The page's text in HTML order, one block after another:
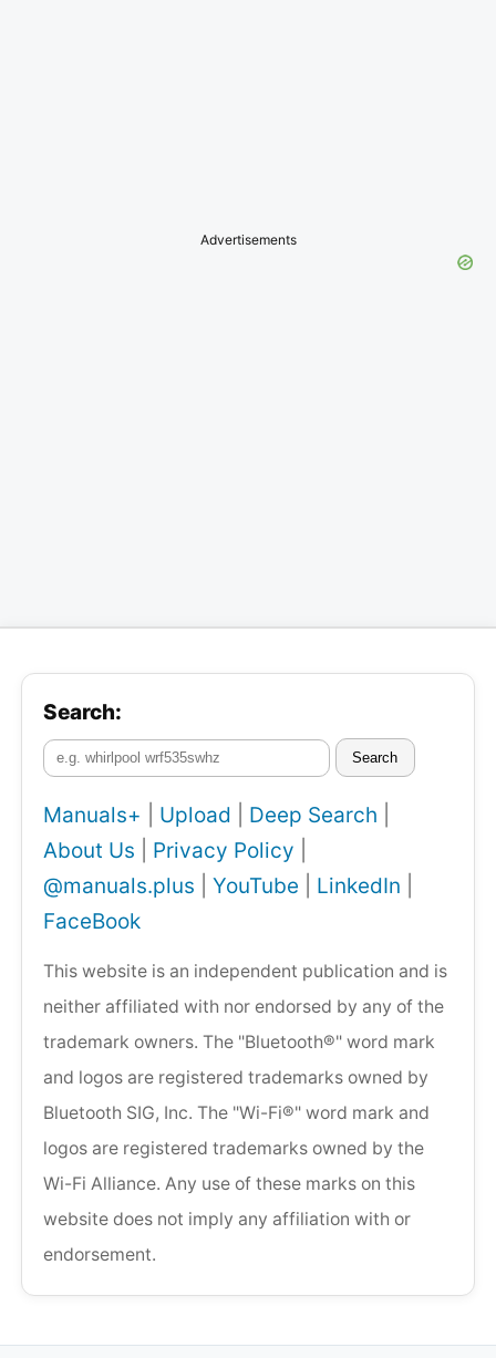
Advertisements
Search:
Search
Manuals+ Upload Deep Search
About Us
Privacy Policy
@manuals.plus
YouTube LinkedIn
FaceBook
This website is an independent publication and is
neither affiliated with nor endorsed by any of the
trademark owners. The "Bluetooth®" word mark
and logos are registered trademarks owned by
Bluetooth SIG, Inc. The "Wi-Fi®" word mark and
logos are registered trademarks owned by the
Wi-Fi Alliance. Any use of these marks on this
website does not imply any affiliation with or
endorsement.